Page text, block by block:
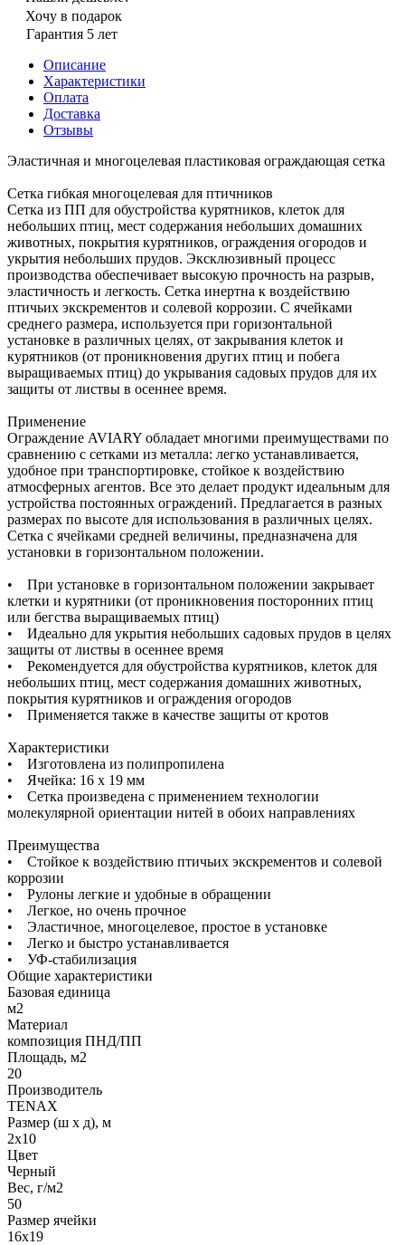
Хочу в подарок
Гарантия 5 лет
Описание
Характеристики
Оплата
Доставка
Отзывы
Эластичная и многоцелевая пластиковая ограждающая сетка
Сетка гибкая многоцелевая для птичников
Сетка из ПП для обустройства курятников, клеток для
небольших птиц, мест содержания небольших домашних
животных, покрытия курятников, ограждения огородов и
укрытия небольших прудов. Эксклюзивный процесс
производства обеспечивает высокую прочность на разрыв,
эластичность и легкость. Сетка инертна к воздействию
птичьих экскрементов и солевой коррозии. С ячейками
среднего размера, используется при горизонтальной
установке в различных целях, от закрывания клеток и
курятников (от проникновения других птиц и побега
выращиваемых птиц) до укрывания садовых прудов для их
защиты от листвы в осеннее время.
Применение
Ограждение AVIARY обладает многими преимуществами по
сравнению с сетками из металла: легко устанавливается,
удобное при транспортировке, стойкое к воздействию
атмосферных агентов. Все это делает продукт идеальным для
устройства постоянных ограждений. Предлагается в разных
размерах по высоте для использования в различных целях.
Сетка с ячейками средней величины, предназначена для
установки в горизонтальном положении.
• При установке в горизонтальном положении закрывает
клетки и курятники (от проникновения посторонних птиц
или бегства выращиваемых птиц)
• Идеально для укрытия небольших садовых прудов в целях
защиты от листвы в осеннее время
• Рекомендуется для обустройства курятников, клеток для
небольших птиц, мест содержания домашних животных,
покрытия курятников и ограждения огородов
• Применяется также в качестве защиты от кротов
Характеристики
• Изготовлена из полипропилена
• Ячейка: 16 x 19 мм
• Сетка произведена с применением технологии
молекулярной ориентации нитей в обоих направлениях
Преимущества
• Стойкое к воздействию птичьих экскрементов и солевой
коррозии
• Рулоны легкие и удобные в обращении
• Легкое, но очень прочное
• Эластичное, многоцелевое, простое в установке
• Легко и быстро устанавливается
• УФ-стабилизация
Общие характеристики
Базовая единица
м2
Материал
композиция ПНД/ПП
Площадь, м2
20
Производитель
TENAX
Размер (ш х д), м
2х10
Цвет
Черный
Вес, г/м2
50
Размер ячейки
16х19